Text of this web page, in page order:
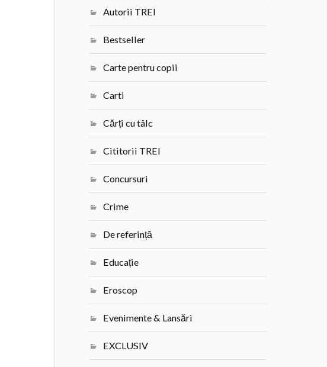
Autorii TREI
Bestseller
Carte pentru copii
Carti
Cărți cu tâlc
Cititorii TREI
Concursuri
Crime
De referință
Educație
Eroscop
Evenimente & Lansări
EXCLUSIV